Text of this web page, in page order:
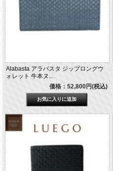
Alabasta アラバスタ ジップロングウ
ォレット 牛本ヌ...
価格：52,800円(税込)